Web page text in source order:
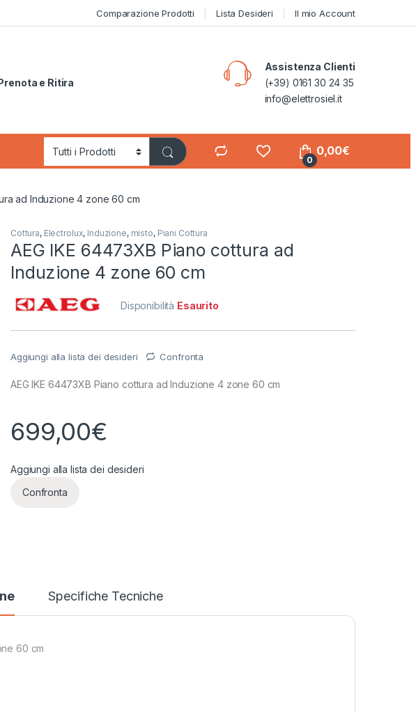
Comparazione Prodotti Lista Desideri Il mio Account
e Ritira
Assistenza Clienti
(+39) 0161 30 24 35
info@elettrosiel.it
0
0,00€
ad Induzione 4 zone 60 cm
Cottura, Electrolux, Induzione, misto, Piani Cottura
AEG IKE 64473XB Piano cottura ad
Induzione 4 zone 60 cm
Disponibilità Esaurito
Aggiungi alla lista dei desideri Confronta
AEG IKE 64473XB Piano cottura ad Induzione 4 zone 60 cm
699,00€
Aggiungi alla lista dei desideri
Confronta
Specifiche Tecniche
60 cm